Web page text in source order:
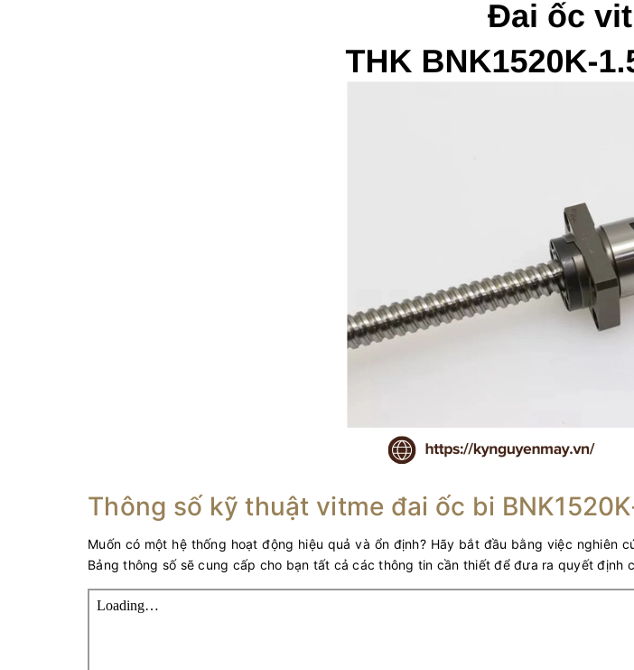
Thông số kỹ thuật vitme đai ốc bi
Muốn có một hệ thống hoạt động hiệu quả và ổn định? Hãy bắt đầu bằng việc nghiên
Bảng thông số sẽ cung cấp cho bạn tất cả các thông tin cần thiết để đưa ra quyết